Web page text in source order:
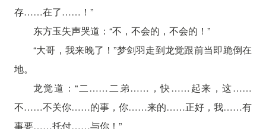
存……在了……！”
东方玉失声哭道：“不，不会的，不会的！”
“大哥，我来晚了！”梦剑羽走到龙觉跟前当即跪倒在
地。
龙觉道：“二……二弟……，快……起来，这……
不……不关你……的事，你……来的……正好，我……有
事要……托付……与你！”